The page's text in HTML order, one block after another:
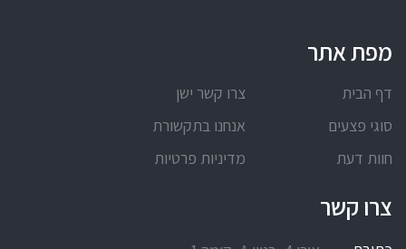
מפת אתר
דף הבית
צרו קשר ישן
סוגי פצעים
אנחנו בתקשורת
חוות דעת
מדיניות פרטיות
צרו קשר